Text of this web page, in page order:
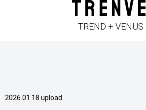
TRENVE
TREND + VENUS
2026.01.18 upload